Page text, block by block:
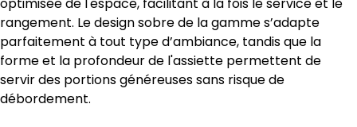
rangement. Le design sobre de la gamme s’adapte
parfaitement à tout type d’ambiance, tandis que la
forme et la profondeur de l'assiette permettent de
servir des portions généreuses sans risque de
débordement.